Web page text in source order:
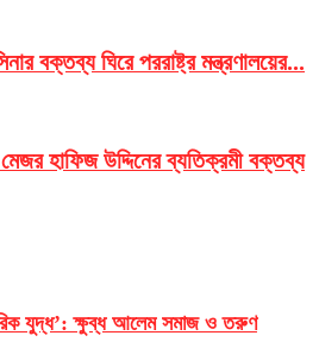
বক্তব্য ঘিরে পররাষ্ট্র মন্ত্রণালয়ের...
হাফিজ উদ্দিনের ব্যতিক্রমী বক্তব্য
যুদ্ধ’: ক্ষুব্ধ আলেম সমাজ ও তরুণ